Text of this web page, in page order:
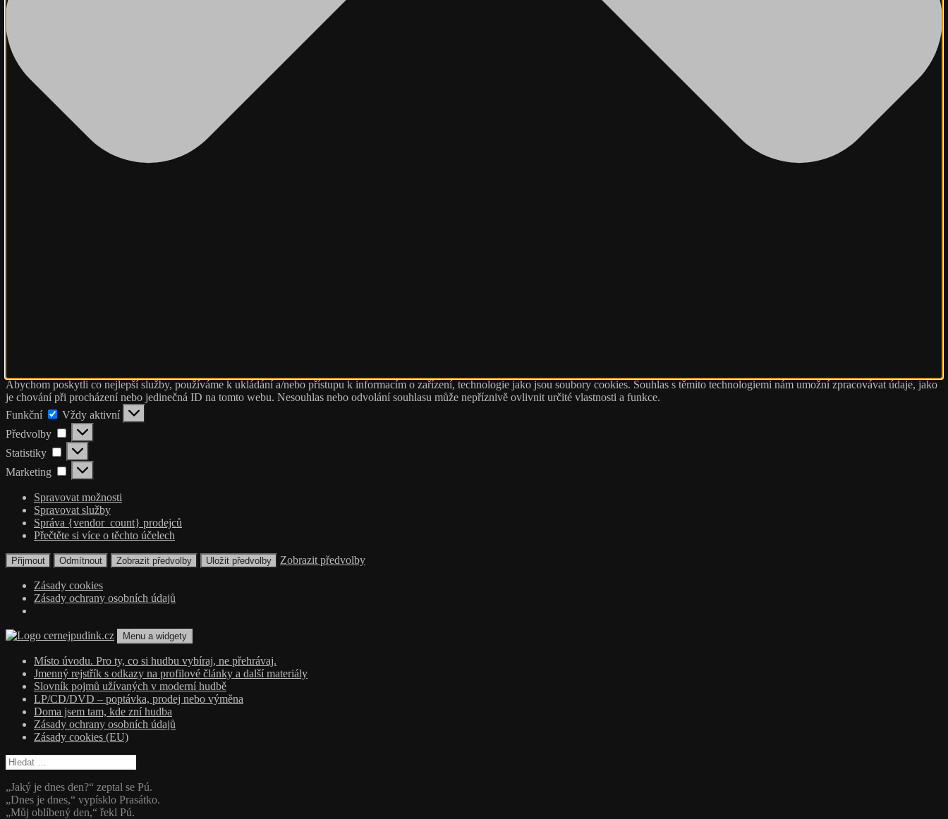
Abychom poskytli co nejlepší služby, používáme k ukládání a/nebo přístupu k informacím o zařízení, technologie jako jsou soubory cookies. Souhlas s těmito technologiemi nám umožní zpracovávat údaje, jako
je chování při procházení nebo jedinečná ID na tomto webu. Nesouhlas nebo odvolání souhlasu může nepříznivě ovlivnit určité vlastnosti a funkce.
Funkční
Funkční
Vždy aktivní
Předvolby
Předvolby
Statistiky Statistiky
Marketing Marketing
Spravovat možnosti
Spravovat služby
Správa {vendor_count} prodejců
Přečtěte si více o těchto účelech
Přijmout Odmítnout Zobrazit předvolby Uložit předvolby Zobrazit předvolby
Zásady cookies
Zásady ochrany osobních údajů
Přejít
obsahu
webu
cernejpudink.cz
Hudební magazín o zapomenutých příbězích, jazzu, alternativě a albech s hlubším kontextem
Menu a widgety
Místo úvodu. Pro ty, co si hudbu vybíraj, ne přehrávaj.
Jmenný rejstřík s odkazy na profilové články a další materiály
Slovník pojmů užívaných v moderní hudbě
LP/CD/DVD – poptávka, prodej nebo výměna
Doma jsem tam, kde zní hudba
Zásady ochrany osobních údajů
Zásady cookies (EU)
Vyhledávání
„Jaký je dnes den?“ zeptal se Pú.
„Dnes je dnes,“ vypísklo Prasátko.
„Můj oblíbený den,“ řekl Pú.